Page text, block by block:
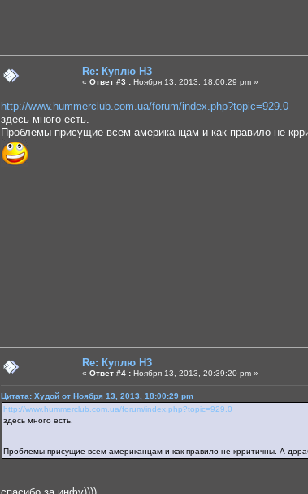
Re: Куплю H3
« Ответ #3 : Ноября 13, 2013, 18:00:29 pm »
http://www.hummerclub.com.ua/forum/index.php?topic=929.0
здесь много есть.
Проблемы присущие всем американцам и как правило не
Re: Куплю H3
« Ответ #4 : Ноября 13, 2013, 20:39:20 pm »
Цитата: Худой от Ноября 13, 2013, 18:00:29 pm
http://www.hummerclub.com.ua/forum/index.php?topic=929.0
здесь много есть.
Проблемы присущие всем американцам и как правило не крритичны. А